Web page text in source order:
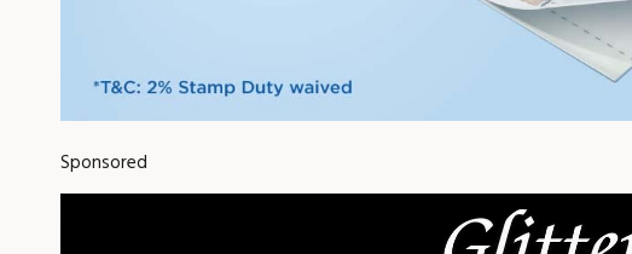
Sponsored